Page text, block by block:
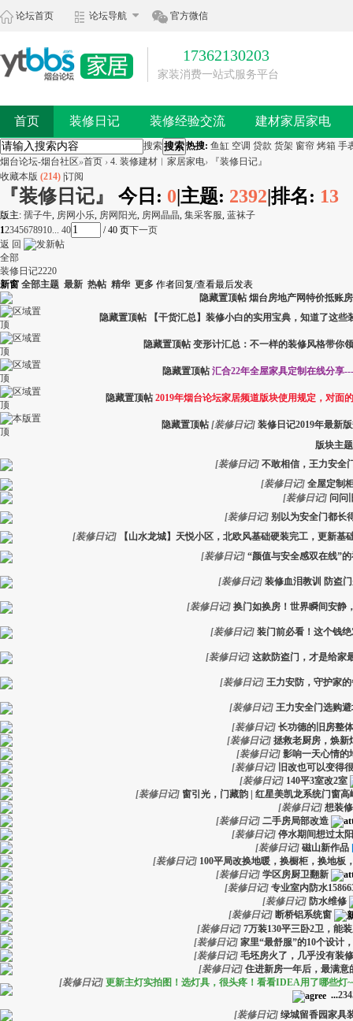
论坛首页 论坛导航 官方微信
17362130203
家装消费一站式服务平台
首页 装修日记 装修经验交流 建材家居家电
搜索搜索热搜: 鱼缸 空调 贷款 货架 窗帘 烤箱 手
烟台论坛-烟台社区»首页 › 4. 装修建材︱家居家电›
『装修日记』
收藏本版 (214) 订阅
『装修日记』 今日: 0|主题: 2392|排名: 13
版主: 孺子牛, 房网小乐, 房网阳光, 房网晶晶, 集采客服, 蓝袜子
12345678910... 40 / 40 页下一页
返 回
全部
装修日记2220
新窗 全部主题 最新 热帖 精华 更多 作者回复/查看最后发表
隐藏置顶帖 烟台房地产网特价抵账
隐藏置顶帖
【干货汇总】装修小白的实用宝典，知道了这
隐藏置顶帖 变形计汇总：不一样的装修风格带你
隐藏置顶帖 汇合22年全屋家具定制在线分享
隐藏置顶帖 2019年烟台论坛家居频道版块使用规定，对面
隐藏置顶帖 [装修日记] 装修日记2019年最新
版块主题
[装修日记] 不敢相信，王力安全
[装修日记] 全屋定制
[装修日记] 问问
[装修日记] 别以为安全门都长
[装修日记]
【山水龙城】天悦小区，北欧风基础硬装完工，更新基
[装修日记] “颜值与安全感双在线”
[装修日记] 装修血泪教训 防盗
[装修日记] 换门如换房！世界瞬间安静
[装修日记] 装门前必看！这个钱
[装修日记] 这款防盗门，才是给家
[装修日记] 王力安防，守护家
[装修日记] 王力安全门选购
[装修日记] 长功德的旧房整
[装修日记] 拯救老厨房，焕新
[装修日记] 影响一天心情的
[装修日记]
旧改也可以变得
[装修日记] 140平3室改2室
[装修日记] 窗引光，门藏韵 | 红星美凯龙系统门窗
[装修日记] 想装
[装修日记] 二手房局部改造
[装修日记] 停水期间想过太
[装修日记] 磁山新作品
[装修日记] 100平局改换地暖，换橱柜，换地板
[装修日记] 学区房厨卫翻新
[装修日记] 专业室内防水
[装修日记] 防水维修
[装修日记] 断桥铝系统窗
[装修日记] 7万装130平三卧2卫，能
[装修日记] 家里“最舒服”的10个设计
[装修日记] 毛坯房火了，几乎没有装
[装修日记] 住进新房一年后，最满意
[装修日记] 更新主灯实拍图！选灯具，很头疼！看看IDEA用了哪些灯
...234
[装修日记] 绿城留香园家具